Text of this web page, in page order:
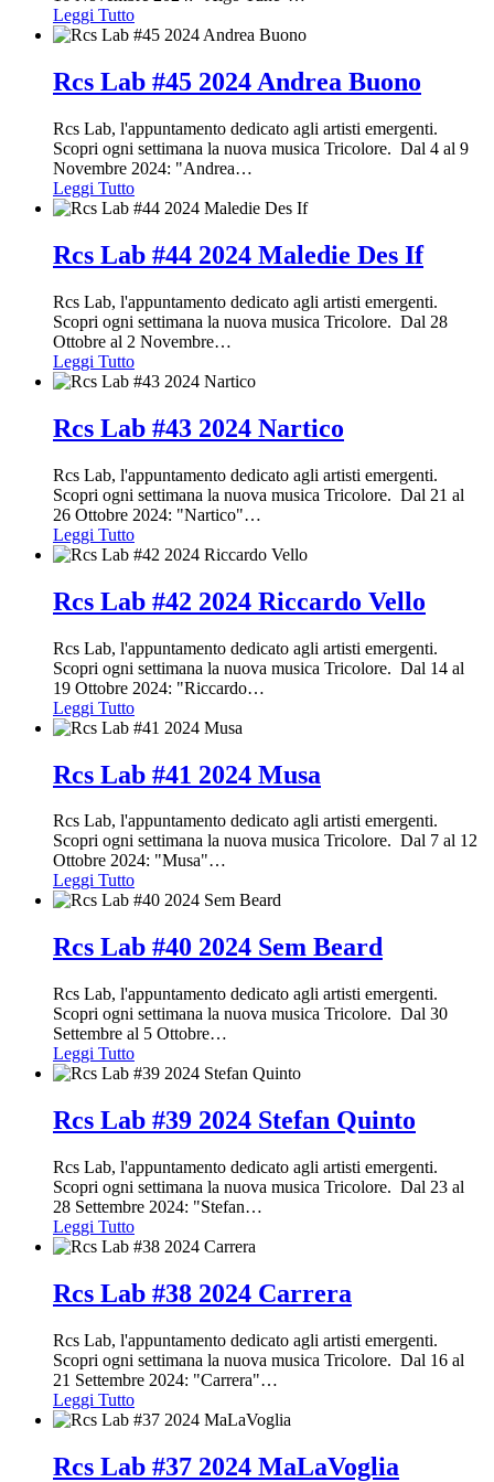
Leggi Tutto
Rcs Lab #45 2024 Andrea Buono
Rcs Lab, l'appuntamento dedicato agli artisti emergenti.
Scopri ogni settimana la nuova musica Tricolore. Dal 4 al 9
Novembre 2024: "Andrea…
Leggi Tutto
Rcs Lab #44 2024 Maledie Des If
Rcs Lab, l'appuntamento dedicato agli artisti emergenti.
Scopri ogni settimana la nuova musica Tricolore. Dal 28
Ottobre al 2 Novembre…
Leggi Tutto
Rcs Lab #43 2024 Nartico
Rcs Lab, l'appuntamento dedicato agli artisti emergenti.
Scopri ogni settimana la nuova musica Tricolore. Dal 21 al
26 Ottobre 2024: "Nartico"…
Leggi Tutto
Rcs Lab #42 2024 Riccardo Vello
Rcs Lab, l'appuntamento dedicato agli artisti emergenti.
Scopri ogni settimana la nuova musica Tricolore. Dal 14 al
19 Ottobre 2024: "Riccardo…
Leggi Tutto
Rcs Lab #41 2024 Musa
Rcs Lab, l'appuntamento dedicato agli artisti emergenti.
Scopri ogni settimana la nuova musica Tricolore. Dal 7 al 12
Ottobre 2024: "Musa"…
Leggi Tutto
Rcs Lab #40 2024 Sem Beard
Rcs Lab, l'appuntamento dedicato agli artisti emergenti.
Scopri ogni settimana la nuova musica Tricolore. Dal 30
Settembre al 5 Ottobre…
Leggi Tutto
Rcs Lab #39 2024 Stefan Quinto
Rcs Lab, l'appuntamento dedicato agli artisti emergenti.
Scopri ogni settimana la nuova musica Tricolore. Dal 23 al
28 Settembre 2024: "Stefan…
Leggi Tutto
Rcs Lab #38 2024 Carrera
Rcs Lab, l'appuntamento dedicato agli artisti emergenti.
Scopri ogni settimana la nuova musica Tricolore. Dal 16 al
21 Settembre 2024: "Carrera"…
Leggi Tutto
Rcs Lab #37 2024 MaLaVoglia